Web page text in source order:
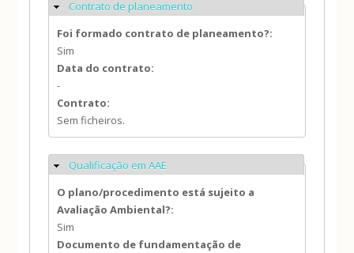
Ocultar
Contrato de planeamento
Foi formado contrato de planeamento?:
Sim
Data do contrato:
-
Contrato:
Sem ficheiros.
Ocultar
Qualificação em AAE
O plano/procedimento está sujeito a
Avaliação Ambiental?:
Sim
Documento de fundamentação de